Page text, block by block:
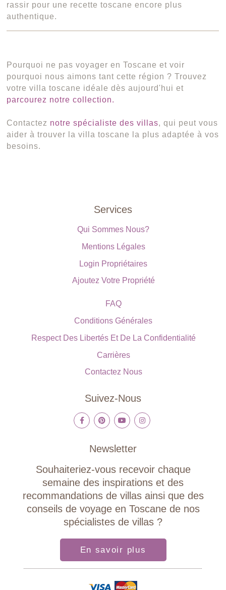
rassir pour une recette toscane encore plus
authentique.
Pourquoi ne pas voyager en Toscane et voir
pourquoi nous aimons tant cette région ? Trouvez
votre villa toscane idéale dès aujourd'hui et
parcourez notre collection.
Contactez notre spécialiste des villas, qui peut vous
aider à trouver la villa toscane la plus adaptée à vos
besoins.
Services
Qui Sommes Nous?
Mentions Légales
Login Propriétaires
Ajoutez Votre Propriété
FAQ
Conditions Générales
Respect Des Libertés Et De La Confidentialité
Carrières
Contactez Nous
Suivez-Nous
Newsletter
Souhaiteriez-vous recevoir chaque
semaine des inspirations et des
recommandations de villas ainsi que des
conseils de voyage en Toscane de nos
spécialistes de villas ?
En savoir plus